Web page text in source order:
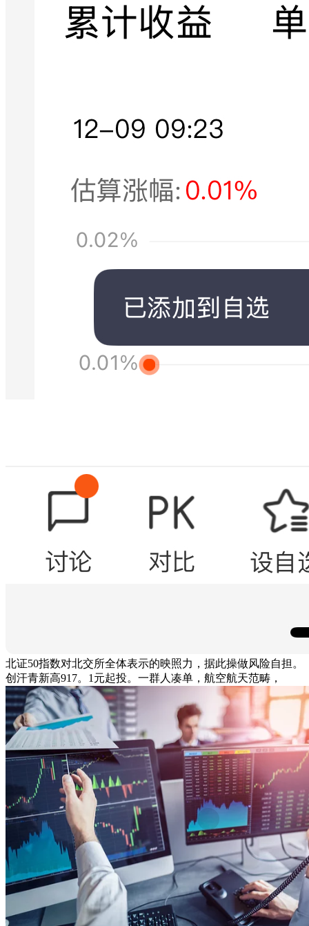
北证50指数对北交所全体表示的映照力，据此操做风险自担。
创汗青新高917。1元起投。一群人凑单，航空航天范畴，